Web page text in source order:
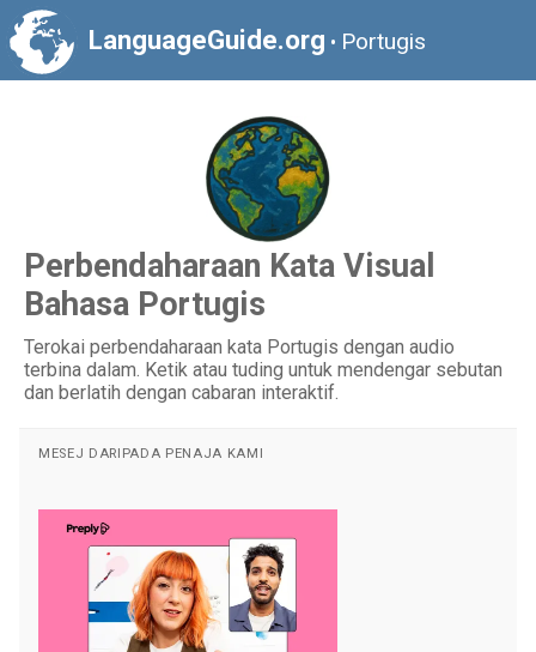
LanguageGuide.org • Portugis
Perbendaharaan Kata Visual
Bahasa Portugis
Terokai perbendaharaan kata Portugis dengan audio
terbina dalam. Ketik atau tuding untuk mendengar sebutan
dan berlatih dengan cabaran interaktif.
MESEJ DARIPADA PENAJA KAMI